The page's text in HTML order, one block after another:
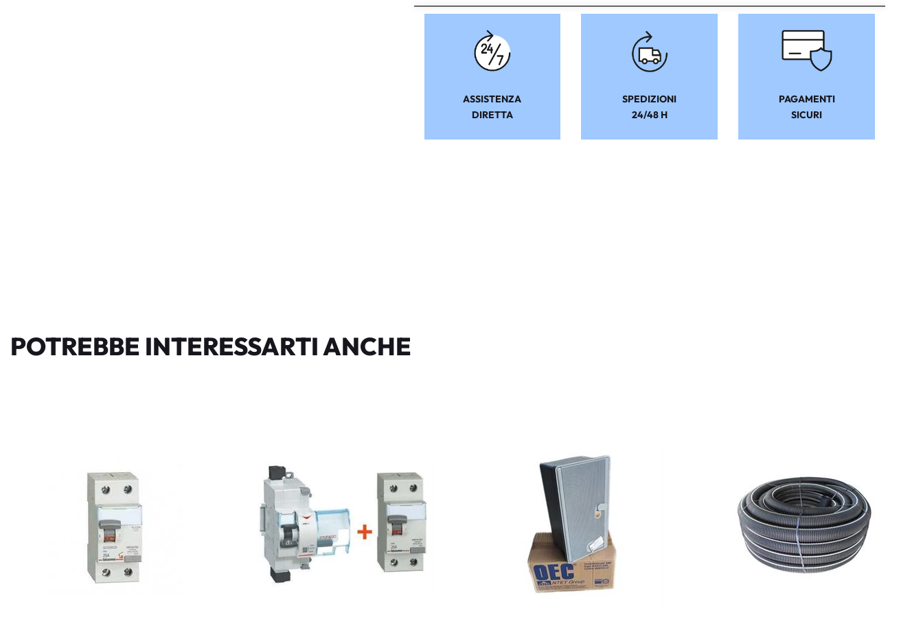
ASSISTENZA
DIRETTA
SPEDIZIONI
24/48 H
PAGAMENTI
SICURI
POTREBBE INTERESSARTI ANCHE